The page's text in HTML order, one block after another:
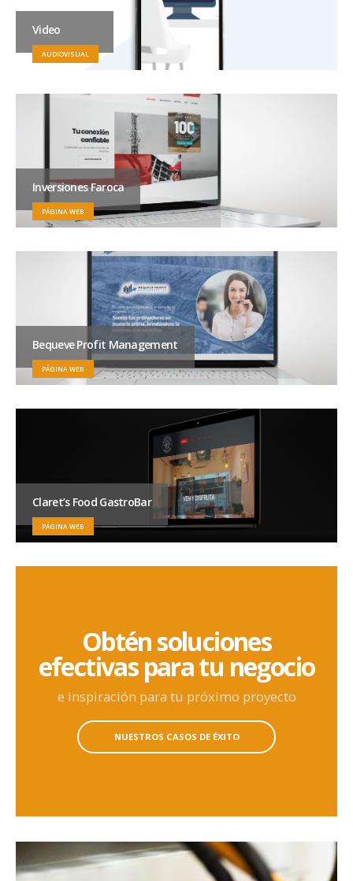
Video
AUDIOVISUAL
Inversiones Faroca
PÁGINA WEB
Bequeve Profit Management
PÁGINA WEB
Claret’s Food GastroBar
PÁGINA WEB
Obtén soluciones
efectivas para tu negocio
e inspiración para tu próximo proyecto
NUESTROS CASOS DE ÉXITO